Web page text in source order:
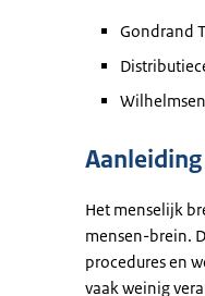
Gondrand
Wilhelmsen
Aanleiding
Het menselijk
mensen-brein.
procedures en
vaak weinig